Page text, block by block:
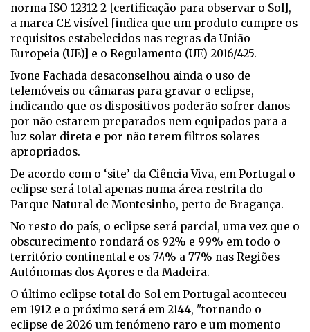
norma ISO 12312-2 [certificação para observar o Sol],
a marca CE visível [indica que um produto cumpre os
requisitos estabelecidos nas regras da União
Europeia (UE)] e o Regulamento (UE) 2016/425.
Ivone Fachada desaconselhou ainda o uso de
telemóveis ou câmaras para gravar o eclipse,
indicando que os dispositivos poderão sofrer danos
por não estarem preparados nem equipados para a
luz solar direta e por não terem filtros solares
apropriados.
De acordo com o ‘site’ da Ciência Viva, em Portugal o
eclipse será total apenas numa área restrita do
Parque Natural de Montesinho, perto de Bragança.
No resto do país, o eclipse será parcial, uma vez que o
obscurecimento rondará os 92% e 99% em todo o
território continental e os 74% a 77% nas Regiões
Autónomas dos Açores e da Madeira.
O último eclipse total do Sol em Portugal aconteceu
em 1912 e o próximo será em 2144, "tornando o
eclipse de 2026 um fenómeno raro e um momento